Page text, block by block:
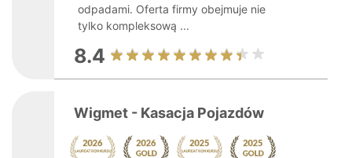
odpadami. Oferta firmy obejmuje nie
tylko kompleksową ...
8.4
Wigmet - Kasacja Pojazdów